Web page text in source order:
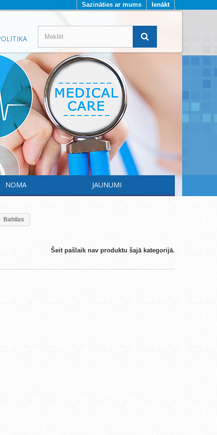
Ienākt
Sazināties ar mums
NOMA JAUNUMI
Bahilas
Šeit pašlaik nav produktu šajā kategorijā.